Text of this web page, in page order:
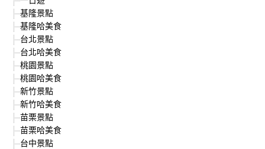
基隆景點
基隆哈美食
台北景點
台北哈美食
桃園景點
桃園哈美食
新竹景點
新竹哈美食
苗栗景點
苗栗哈美食
台中景點